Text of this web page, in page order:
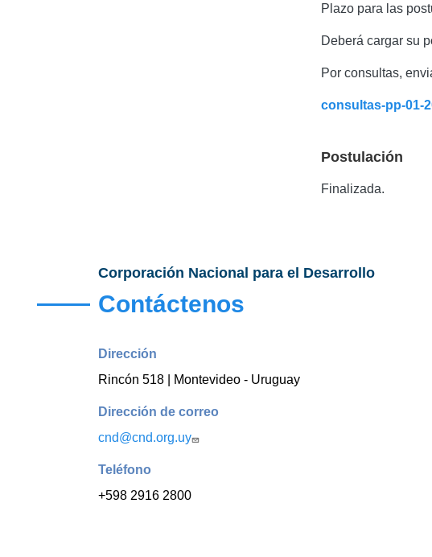
Plazo para las
Deberá cargar su
Por consultas,
consultas-pp-01-
Postulación
Finalizada.
Corporación Nacional para el Desarrollo
Contáctenos
Dirección
Rincón 518 | Montevideo - Uruguay
Dirección de correo
cnd@cnd.org.uy
Teléfono
+598 2916 2800